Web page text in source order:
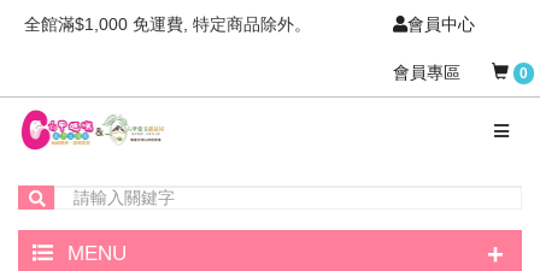
全館滿$1,000 免運費, 特定商品除外。 會員中心
會員專區 0
MENU +